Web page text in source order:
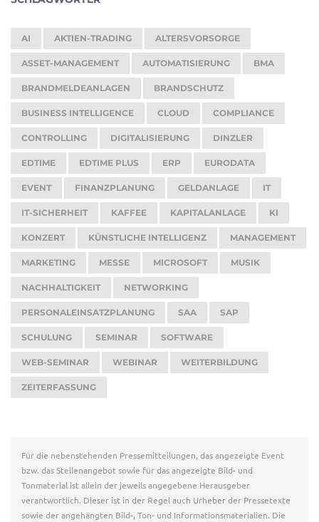
AI AKTIEN-TRADING ALTERSVORSORGE
ASSET-MANAGEMENT AUTOMATISIERUNG BMA
BRANDMELDEANLAGEN BRANDSCHUTZ
BUSINESS INTELLIGENCE CLOUD COMPLIANCE
CONTROLLING DIGITALISIERUNG DINZLER
EDTIME EDTIME PLUS ERP EURODATA
EVENT FINANZPLANUNG GELDANLAGE IT
IT-SICHERHEIT KAFFEE KAPITALANLAGE KI
KONZERT KÜNSTLICHE INTELLIGENZ MANAGEMENT
MARKETING MESSE MICROSOFT MUSIK
NACHHALTIGKEIT NETWORKING
PERSONALEINSATZPLANUNG SAA SAP
SCHULUNG SEMINAR SOFTWARE
WEB-SEMINAR WEBINAR WEITERBILDUNG
ZEITERFASSUNG
Für die nebenstehenden Pressemitteilungen, das angezeigte Event
bzw. das Stellenangebot sowie für das angezeigte Bild- und
Tonmaterial ist allein der jeweils angegebene Herausgeber
verantwortlich. Dieser ist in der Regel auch Urheber der Pressetexte
sowie der angehängten Bild-, Ton- und Informationsmaterialien. Die